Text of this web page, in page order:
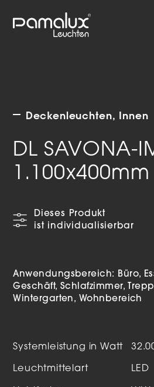
Deckenleuchten Innen
DL SAVONA-
1.100x400mm
Dieses Produkt
ist individualisierbar
Anwendungsbereich: Büro
Geschäft Schlafzimmer
Wintergarten
Wohnbereich
Systemleistung in Watt
Leuchtmittelart LED